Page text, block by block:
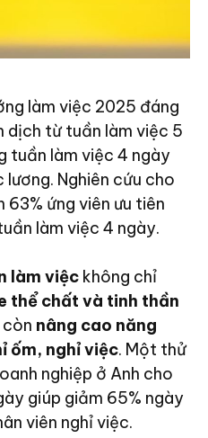
làm việc 2025 đáng
dịch từ tuần làm việc 5
tuần làm việc 4 ngày
lương. Nghiên cứu cho
ứng viên ưu tiên
làm việc 4 ngày.
làm việc không chỉ
thể chất và tinh thần
nâng cao năng
ốm, nghỉ việc. Một thử
nghiệp ở Anh cho
giúp giảm 65% ngày
viên nghỉ việc.